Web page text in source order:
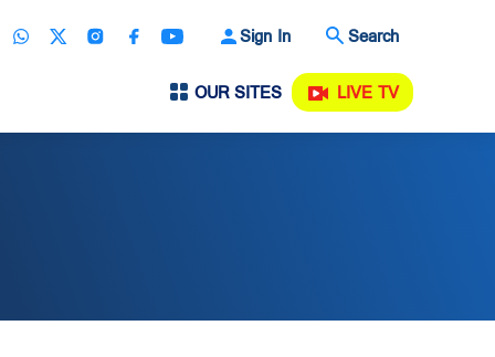
Sign In Search
OUR SITES LIVE TV